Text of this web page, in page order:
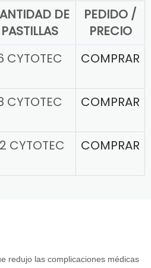
DE
PASTILLAS
PEDIDO /
PRECIO
CYTOTEC COMPRAR
CYTOTEC COMPRAR
CYTOTEC COMPRAR